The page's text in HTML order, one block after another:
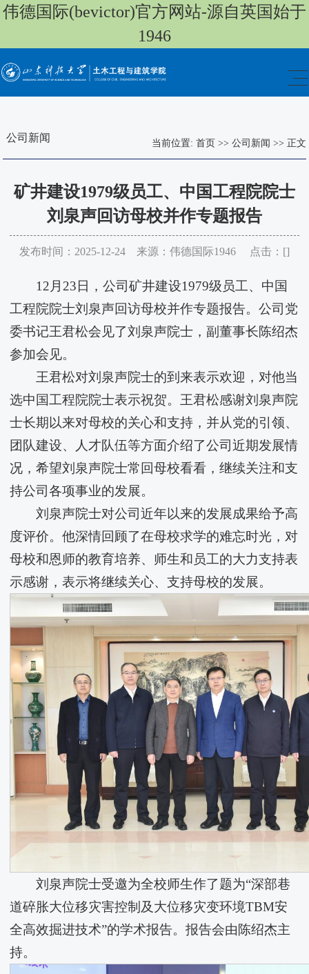
伟德国际(bevictor)官方网站-源自英国始于
1946
公司新闻 当前位置: 首页 >> 公司新闻 >> 正文
矿井建设1979级员工、中国工程院院士
刘泉声回访母校并作专题报告
发布时间：2025-12-24 来源：伟德国际1946 点击：[]
12月23日，公司矿井建设1979级员工、中国
工程院院士刘泉声回访母校并作专题报告。公司党
委书记王君松会见了刘泉声院士，副董事长陈绍杰
参加会见。
王君松对刘泉声院士的到来表示欢迎，对他当
选中国工程院院士表示祝贺。王君松感谢刘泉声院
士长期以来对母校的关心和支持，并从党的引领、
团队建设、人才队伍等方面介绍了公司近期发展情
况，希望刘泉声院士常回母校看看，继续关注和支
持公司各项事业的发展。
刘泉声院士对公司近年以来的发展成果给予高
度评价。他深情回顾了在母校求学的难忘时光，对
母校和恩师的教育培养、师生和员工的大力支持表
示感谢，表示将继续关心、支持母校的发展。
刘泉声院士受邀为全校师生作了题为“深部巷
道碎胀大位移灾害控制及大位移灾变环境TBM安
全高效掘进技术”的学术报告。报告会由陈绍杰主
持。